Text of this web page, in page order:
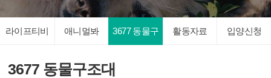
라이프티비 애니멀봐 3677 동물구 활동자료 입양신청
3677 동물구조대